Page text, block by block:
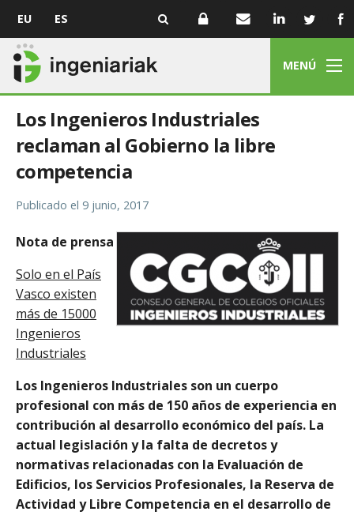
EU ES
MENÚ
Los Ingenieros Industriales
reclaman al Gobierno la libre
competencia
Publicado el 9 junio, 2017
Nota de prensa
Solo en el País
Vasco existen
más de 15000
Ingenieros
Industriales
Los Ingenieros Industriales son un cuerpo
profesional con más de 150 años de experiencia en
contribución al desarrollo económico del país. La
actual legislación y la falta de decretos y
normativas relacionadas con la Evaluación de
Edificios, los Servicios Profesionales, la Reserva de
Actividad y Libre Competencia en el desarrollo de